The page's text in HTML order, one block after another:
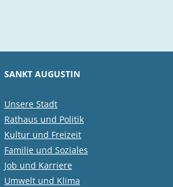
SANKT AUGUSTIN
Unsere Stadt
Rathaus und Politik
Kultur und Freizeit
Familie und Soziales
Job und Karriere
Umwelt und Klima